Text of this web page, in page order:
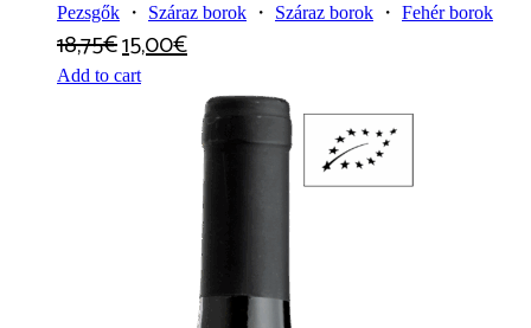
Pezsgők ・ Száraz borok ・ Száraz borok ・ Fehér borok
18,75€15,00€
Add to cart